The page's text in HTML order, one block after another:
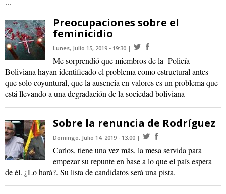
Preocupaciones sobre el
feminicidio
Lunes, Julio 15, 2019 - 19:30
Me sorprendió que miembros de la Policía
Boliviana hayan identificado el problema como estructural antes
que solo coyuntural, que la ausencia en valores es un problema que
está llevando a una degradación de la sociedad boliviana
Sobre la renuncia de Rodríguez
Domingo, Julio 14, 2019 - 13:00
Carlos, tiene una vez más, la mesa servida para
empezar su repunte en base a lo que el país espera
de él. ¿Lo hará?. Su lista de candidatos será una pista.